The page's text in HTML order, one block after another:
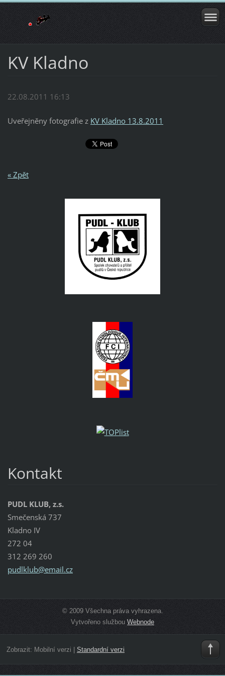
KV Kladno
22.08.2011 16:13
Uveřejněny fotografie z KV Kladno 13.8.2011
« Zpět
Kontakt
PUDL KLUB, z.s.
Smečenská 737
Kladno IV
272 04
312 269 260
pudlklub@email.cz
© 2009 Všechna práva vyhrazena.
Vytvořeno službou Webnode
Zobrazit: Mobilní verzi Standardní verzi